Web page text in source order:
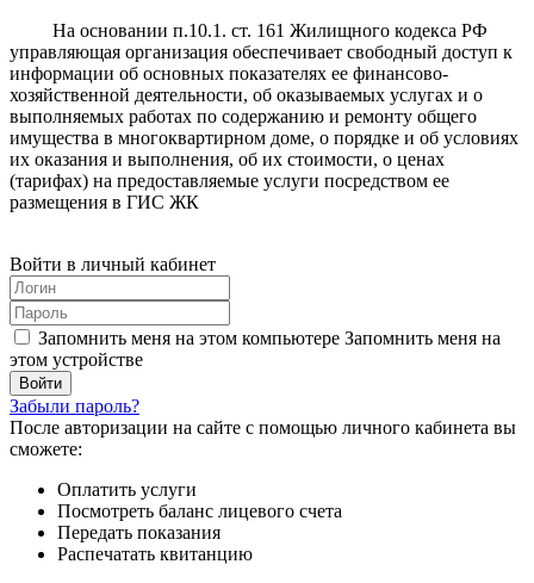
На основании п.10.1. ст. 161 Жилищного кодекса РФ
управляющая организация обеспечивает свободный доступ к
информации об основных показателях ее финансово-
хозяйственной деятельности, об оказываемых услугах и о
выполняемых работах по содержанию и ремонту общего
имущества в многоквартирном доме, о порядке и об условиях
их оказания и выполнения, об их стоимости, о ценах
(тарифах) на предоставляемые услуги посредством ее
размещения в ГИС ЖК
Войти в личный кабинет
Запомнить меня на этом компьютере Запомнить меня на
этом устройстве
Забыли пароль?
После авторизации на сайте с помощью личного кабинета вы
сможете:
Оплатить услуги
Посмотреть баланс лицевого счета
Передать показания
Распечатать квитанцию